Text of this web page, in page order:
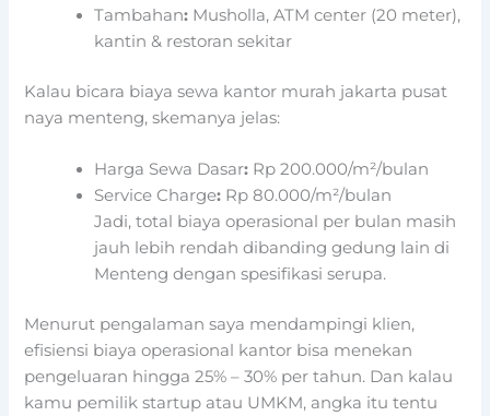
Tambahan: Musholla, ATM center (20 meter),
kantin & restoran sekitar
Kalau bicara biaya sewa kantor murah jakarta pusat
naya menteng, skemanya jelas:
Harga Sewa Dasar: Rp 200.000/m²/bulan
Service Charge: Rp 80.000/m²/bulan
Jadi, total biaya operasional per bulan masih
jauh lebih rendah dibanding gedung lain di
Menteng dengan spesifikasi serupa.
Menurut pengalaman saya mendampingi klien,
efisiensi biaya operasional kantor bisa menekan
pengeluaran hingga 25% – 30% per tahun. Dan kalau
kamu pemilik startup atau UMKM, angka itu tentu